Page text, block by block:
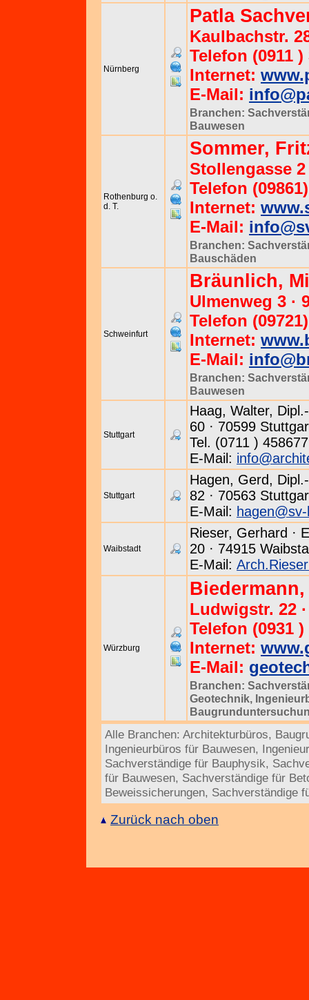
Nürnberg
Patla
Kaulbachstr.
Telefon (0911 )
Internet:
E-Mail:
Branchen:
Bauwesen
Rothenburg o.
d. T.
Sommer,
Stollengasse 2
Telefon
Internet:
E-Mail:
Branchen:
Bauschäden
Schweinfurt
Bräunlich,
Ulmenweg 3 ·
Telefon
Internet:
E-Mail:
Branchen:
Bauwesen
Stuttgart
Haag, Walter,
60 · 70599
Tel. (0711 )
E-Mail:
Stuttgart
Hagen, Gerd,
82 · 70563
E-Mail:
Waibstadt
Rieser, Gerhard ·
20 · 74915
E-Mail:
Würzburg
Ludwigstr. 22
Telefon (0931 )
Internet:
E-Mail:
Branchen:
Geotechnik,
Alle Branchen: Architekturbüros,
Ingenieurbüros für Bauwesen,
Sachverständige für Bauphysik,
für Bauwesen, Sachverständige für
Beweissicherungen, Sachverständige
Zurück nach oben